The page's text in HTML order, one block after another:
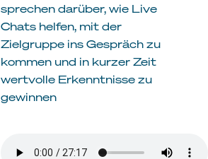
sprechen darüber, wie Live
Chats helfen, mit der
Zielgruppe ins Gespräch zu
kommen und in kurzer Zeit
wertvolle Erkenntnisse zu
gewinnen